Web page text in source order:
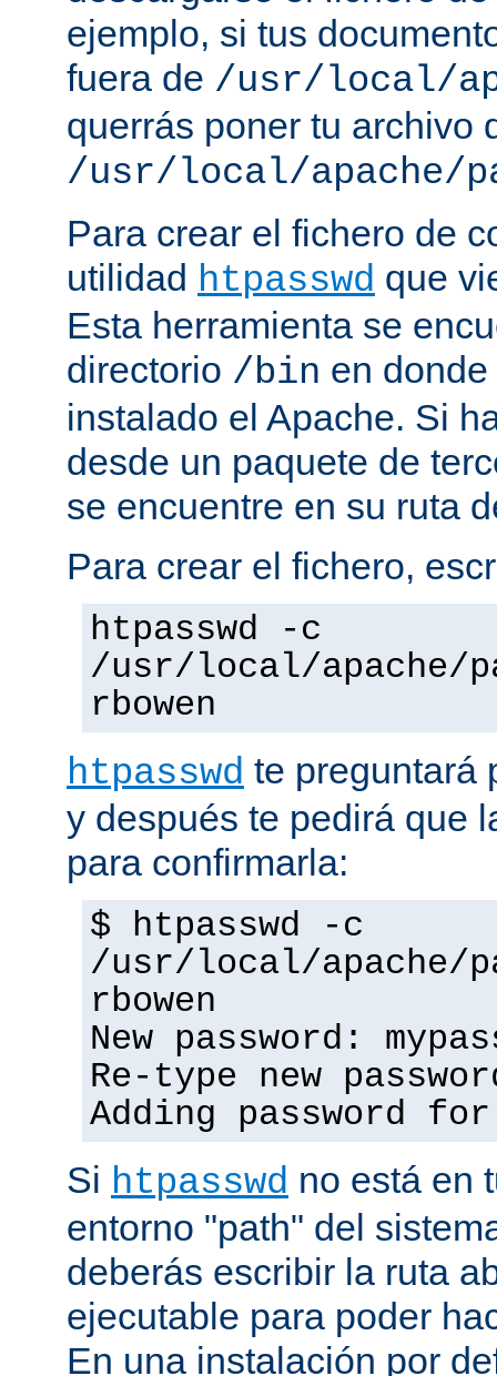
ejemplo, si tus
fuera de /usr/local/
querrás poner tu archivo
/usr/local/apache/
Para crear el fichero de
utilidad htpasswd que
Esta herramienta se
directorio /bin en
instalado el Apache. Si
desde un paquete de
se encuentre en su ruta
Para crear el fichero,
htpasswd -c
/usr/local/apache/
rbowen
htpasswd te preguntará
y después te pedirá que
para confirmarla:
$ htpasswd -c
/usr/local/apache/
rbowen
New password:
Re-type new
Adding password
Si htpasswd no está en
entorno "path" del
deberás escribir la ruta
ejecutable para poder
En una instalación por